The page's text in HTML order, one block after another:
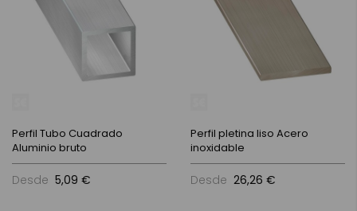
Perfil Tubo Cuadrado
Aluminio bruto
Desde 5,09 €
Perfil pletina liso Acero
inoxidable
Desde 26,26 €